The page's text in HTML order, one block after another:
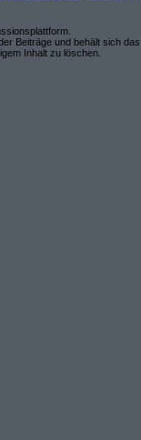
Beiträge und behält sich das
Inhalt zu löschen.